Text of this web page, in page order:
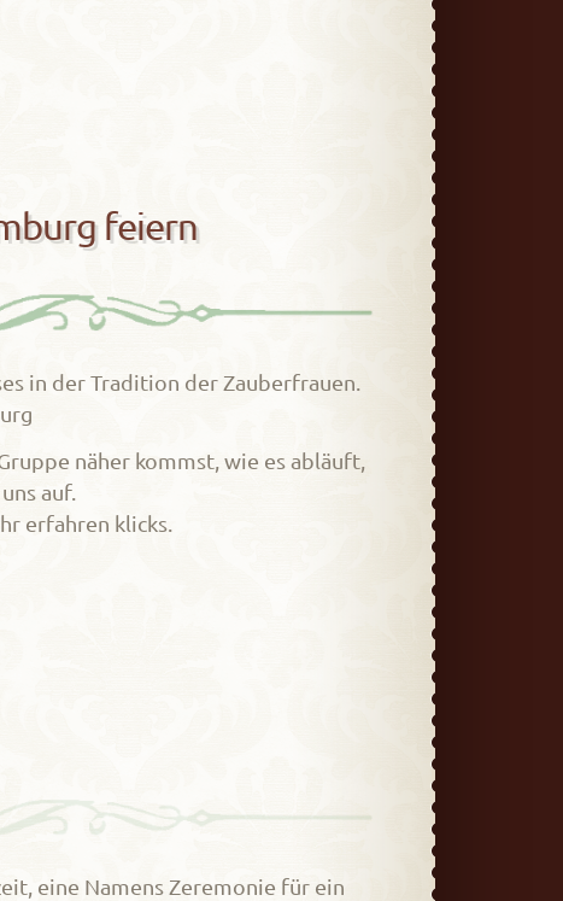
feiern
in der Tradition der Zauberfrauen.
näher kommst, wie es abläuft,
auf.
erfahren klicks.
eine Namens Zeremonie für ein